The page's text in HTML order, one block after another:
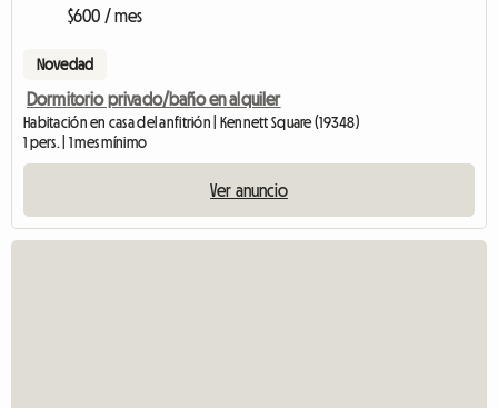
$600 / mes
Novedad
Dormitorio privado/baño en alquiler
Habitación en casa del anfitrión | Kennett Square (19348)
1 pers. | 1 mes mínimo
Ver anuncio